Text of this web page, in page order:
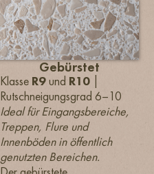
Gebürstet
Klasse R9und R10
Rutschneigungsgrad 6–10
Ideal für Eingangsbereiche,
Treppen, Flure und
Innenböden in öffentlich
genutzten Bereichen.